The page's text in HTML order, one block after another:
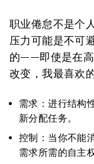
职业倦怠不是个
压力可能是不可
的——即使是在高
改变，我最喜欢
需求：进行结构
新分配任务。
控制：当你不能
需求所需的自主